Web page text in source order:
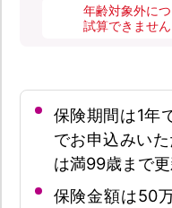
年齢対象外につ
試算できません
保険期間は1年
でお申込みい
は満99歳まで更
保険金額は50